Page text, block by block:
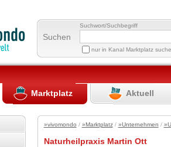
Suchen
Suchwort/Suchbegriff
nur in Kanal Marktplatz
Marktplatz Aktuell
»vivomondo / »Marktplatz/ »Unternehmen /
Naturheilpraxis Martin Ott